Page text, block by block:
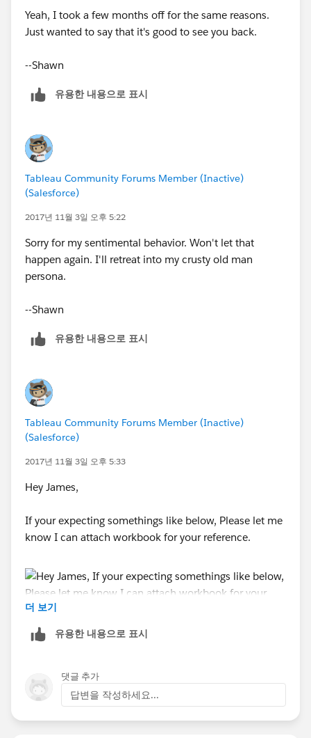
Yeah, I took a few months off for the same reasons.
Just wanted to say that it's good to see you back.
--Shawn
유용한 내용으로 표시
Tableau Community Forums Member (Inactive)
(Salesforce)
2017년 11월 3일 오후 5:22
Sorry for my sentimental behavior. Won't let that
happen again. I'll retreat into my crusty old man
persona.
--Shawn
유용한 내용으로 표시
Tableau Community Forums Member (Inactive)
(Salesforce)
2017년 11월 3일 오후 5:33
Hey James,
If your expecting somethings like below, Please let me
know I can attach workbook for your reference.
더 보기
유용한 내용으로 표시
댓글 추가
답변을 작성하세요...